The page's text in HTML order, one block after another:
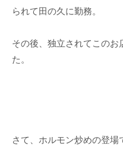
られて田の久に勤務。
その後、独立されてこのお
た。
さて、ホルモン炒めの登場